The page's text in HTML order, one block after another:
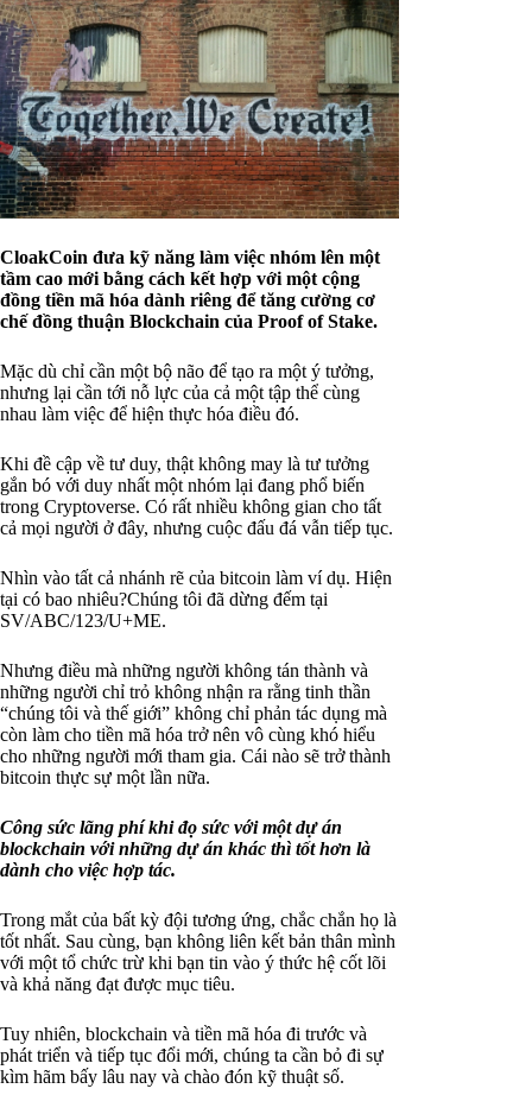
CloakCoin đưa kỹ năng làm việc nhóm lên một
tầm cao mới bằng cách kết hợp với một cộng
đồng tiền mã hóa dành riêng để tăng cường cơ
chế đồng thuận Blockchain của Proof of Stake.
Mặc dù chỉ cần một bộ não để tạo ra một ý tưởng,
nhưng lại cần tới nỗ lực của cả một tập thể cùng
nhau làm việc để hiện thực hóa điều đó.
Khi đề cập về tư duy, thật không may là tư tưởng
gắn bó với duy nhất một nhóm lại đang phổ biến
trong Cryptoverse. Có rất nhiều không gian cho tất
cả mọi người ở đây, nhưng cuộc đấu đá vẫn tiếp tục.
Nhìn vào tất cả nhánh rẽ của bitcoin làm ví dụ. Hiện
tại có bao nhiêu?Chúng tôi đã dừng đếm tại
SV/ABC/123/U+ME.
Nhưng điều mà những người không tán thành và
những người chỉ trỏ không nhận ra rằng tinh thần
“chúng tôi và thế giới” không chỉ phản tác dụng mà
còn làm cho tiền mã hóa trở nên vô cùng khó hiểu
cho những người mới tham gia. Cái nào sẽ trở thành
bitcoin thực sự một lần nữa.
Công sức lãng phí khi đọ sức với một dự án
blockchain với những dự án khác thì tốt hơn là
dành cho việc hợp tác.
Trong mắt của bất kỳ đội tương ứng, chắc chắn họ là
tốt nhất. Sau cùng, bạn không liên kết bản thân mình
với một tổ chức trừ khi bạn tin vào ý thức hệ cốt lõi
và khả năng đạt được mục tiêu.
Tuy nhiên, blockchain và tiền mã hóa đi trước và
phát triển và tiếp tục đổi mới, chúng ta cần bỏ đi sự
kìm hãm bấy lâu nay và chào đón kỹ thuật số.